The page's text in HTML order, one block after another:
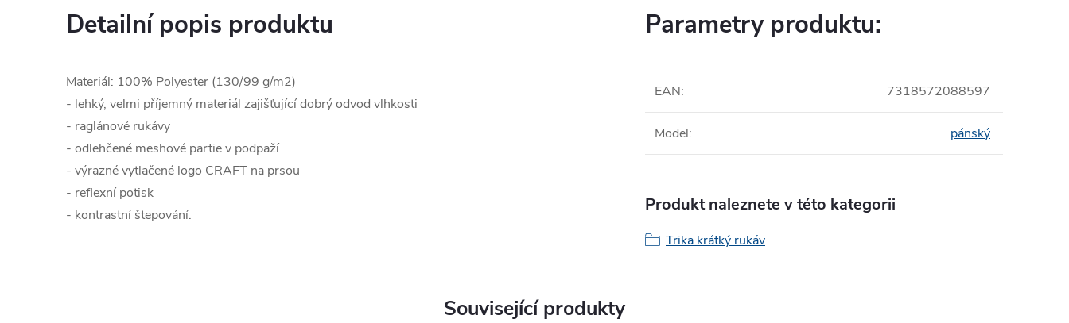
Detailní popis produktu
Materiál: 100% Polyester (130/99 g/m2)
- lehký, velmi příjemný materiál zajišťující dobrý odvod vlhkosti
- raglánové rukávy
- odlehčené meshové partie v podpaží
- výrazné vytlačené logo CRAFT na prsou
- reflexní potisk
- kontrastní štepování.
Parametry produktu:
EAN: 7318572088597
Model: pánský
Produkt naleznete v této kategorii
Trika krátký rukáv
Související produkty